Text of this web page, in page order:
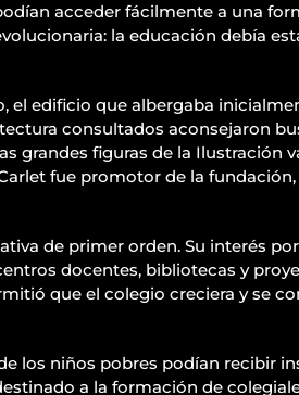
acceder fácilmente a una
la educación debía
edificio que albergaba
consultados aconsejaron
grandes figuras de la Ilustración
fue promotor de la
de primer orden. Su interés
docentes, bibliotecas y
que el colegio creciera y se
los niños pobres podían recibir
a la formación de